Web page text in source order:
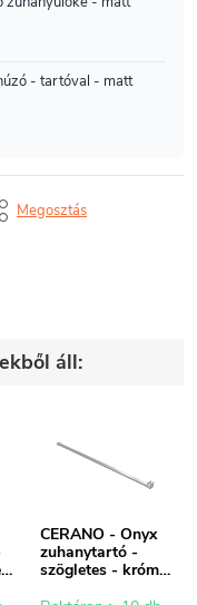
Megosztás
áll:
CERANO - Onyx
zuhanytartó -
szögletes - króm -